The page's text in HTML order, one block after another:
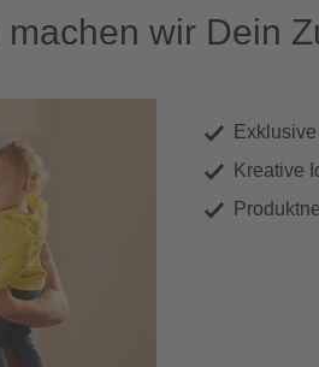
wir Dein
Kreative